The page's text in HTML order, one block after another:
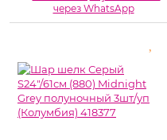
через WhatsApp